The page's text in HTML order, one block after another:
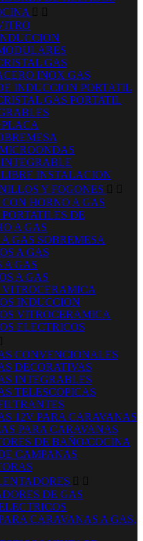
 
GAS
INOX GAS
INDUCCION PORTATIL
GAS PORTATIL
INSTALACION
Y FOGONES  
HORNO A GAS
DE
A GAS
GAS SOBREMESA
A GAS
A GAS
A GAS
INDUCCION
VITROCERAMICA
ELECTRICOS
CONVENCIONALES
DECORATIVAS
INTEGRABLES
TELESCOPICAS
12V PARA CARAVANAS
PARA CARAVANAS
DE BAÑO/COCINA
CAMPANAS
 
DE GAS
CARAVANAS A GAS,